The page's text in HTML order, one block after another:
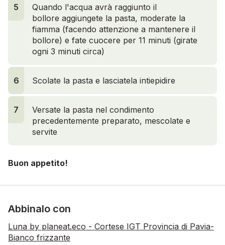
5
Quando l'acqua avrà raggiunto il
bollore aggiungete la pasta, moderate la
fiamma (facendo attenzione a mantenere il
bollore) e fate cuocere per 11 minuti (girate
ogni 3 minuti circa)
6 Scolate la pasta e lasciatela intiepidire
6
Versate la pasta nel condimento
precedentemente preparato, mescolate e
servite
7
Buon appetito!
Abbinalo con
Luna by planeat.eco - Cortese IGT Provincia di Pavia-
Bianco frizzante